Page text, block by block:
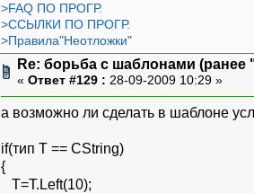
>FAQ ПО ПРОГР.
>ССЫЛКИ ПО ПРОГР.
>Правила"Неотложки"
Re: борьба с шаблонами (ранее
« Ответ #129 : 28-09-2009 10:29 »
а возможно ли сделать в шаблоне
if(тип T == CString)
{
T=T.Left(10);